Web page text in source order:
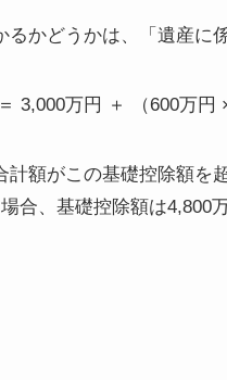
るかどうかは、「遺産に
3,000万円 ＋ （600万円
計額がこの基礎控除額を
合、基礎控除額は4,800